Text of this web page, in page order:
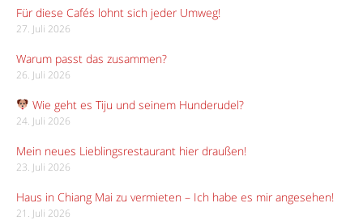
Für diese Cafés lohnt sich jeder Umweg!
27. Juli 2026
Warum passt das zusammen?
26. Juli 2026
Wie geht es Tiju und seinem Hunderudel?
24. Juli 2026
Mein neues Lieblingsrestaurant hier draußen!
23. Juli 2026
Haus in Chiang Mai zu vermieten – Ich habe es mir angesehen!
21. Juli 2026